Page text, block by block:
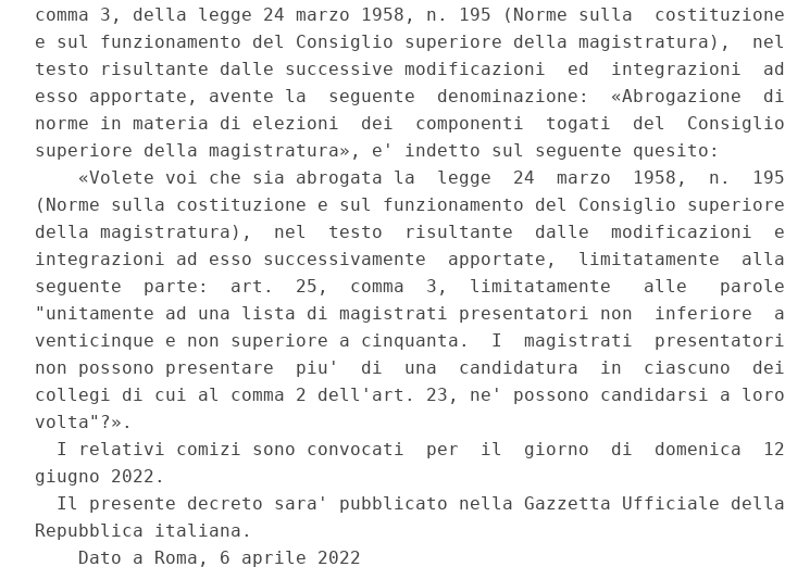
comma 3, della legge 24 marzo 1958, n. 195 (Norme sulla  costituzione
e sul funzionamento del Consiglio superiore della magistratura),  nel
testo risultante dalle successive modificazioni  ed  integrazioni  ad
esso apportate, avente la  seguente  denominazione:  «Abrogazione  di
norme in materia di elezioni  dei  componenti  togati  del  Consiglio
superiore della magistratura», e' indetto sul seguente quesito:
    «Volete voi che sia abrogata la  legge  24  marzo  1958,  n.  195
(Norme sulla costituzione e sul funzionamento del Consiglio superiore
della magistratura),  nel  testo  risultante  dalle  modificazioni  e
integrazioni ad esso successivamente  apportate,  limitatamente  alla
seguente  parte:  art.  25,  comma  3,  limitatamente   alle   parole
"unitamente ad una lista di magistrati presentatori non  inferiore  a
venticinque e non superiore a cinquanta.  I  magistrati  presentatori
non possono presentare  piu'  di  una  candidatura  in  ciascuno  dei
collegi di cui al comma 2 dell'art. 23, ne' possono candidarsi a loro
volta"?».
  I relativi comizi sono convocati  per  il  giorno  di  domenica  12
giugno 2022.
  Il presente decreto sara' pubblicato nella Gazzetta Ufficiale della
Repubblica italiana.
    Dato a Roma, 6 aprile 2022